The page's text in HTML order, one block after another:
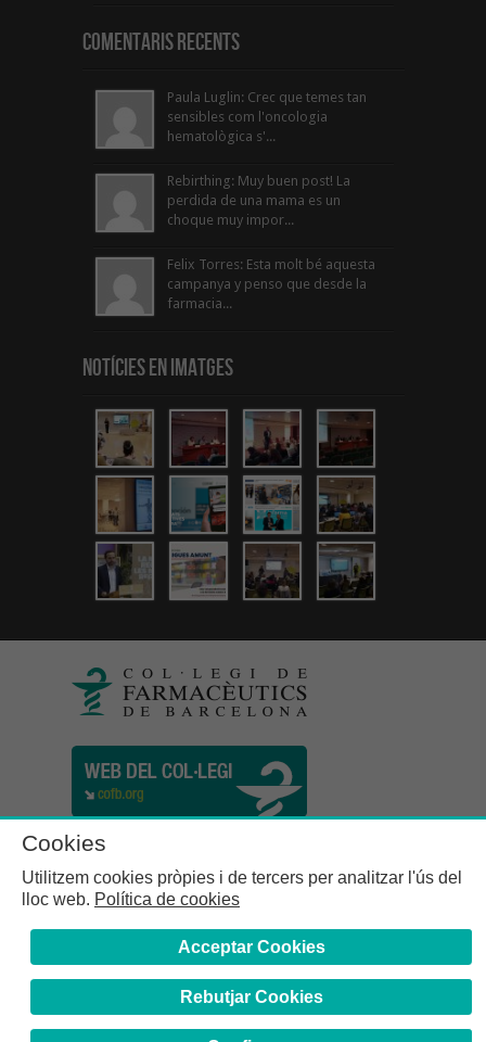
Comentaris Recents
Paula Luglin: Crec que temes tan
sensibles com l'oncologia
hematològica s'...
Rebirthing: Muy buen post! La
perdida de una mama es un
choque muy impor...
Felix Torres: Esta molt bé aquesta
campanya y penso que desde la
farmacia...
Notícies en Imatges
Col·legi de Farmacèutics de la Província de Barcelona | C.
Girona, n° 64-66 - 08009 Barcelona | Tel. (34) 932 44 07 10
Cookies
Utilitzem cookies pròpies i de tercers per analitzar l'ús del
lloc web. Política de cookies
Acceptar Cookies
Rebutjar Cookies